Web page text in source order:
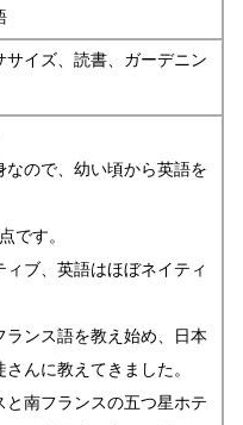
サイズ、読書、ガーデニン
なので、幼い頃から英語を
です。
ィブ、英語はほぼネイティ
ランス語を教え始め、日本
んに教えてきました。
と南フランスの五つ星ホテ